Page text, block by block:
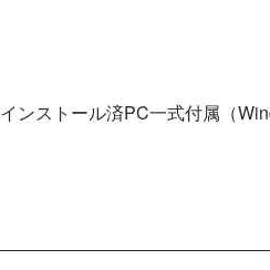
インストール済PC一式付属（